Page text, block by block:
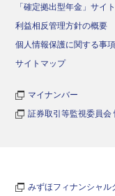
「確定拠出型年金」サイ
利益相反管理方針の概要
個人情報保護に関する事項
サイトマップ
マイナンバー
証券取引等監視委員会
みずほフィナンシャル